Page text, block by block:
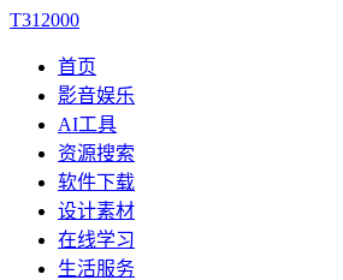
T312000
首页
影音娱乐
AI工具
资源搜索
软件下载
设计素材
在线学习
生活服务